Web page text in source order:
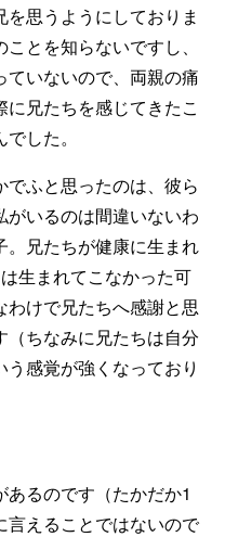
思うようにしておりま
とを知らないですし、
いないので、両親の痛
兄たちを感じてきたこ
した。
ふと思ったのは、彼ら
いるのは間違いないわ
兄たちが健康に生まれ
生まれてこなかった可
けで兄たちへ感謝と思
ちなみに兄たちは自分
感覚が強くなっており
るのです（たかだか1
言えることではないので